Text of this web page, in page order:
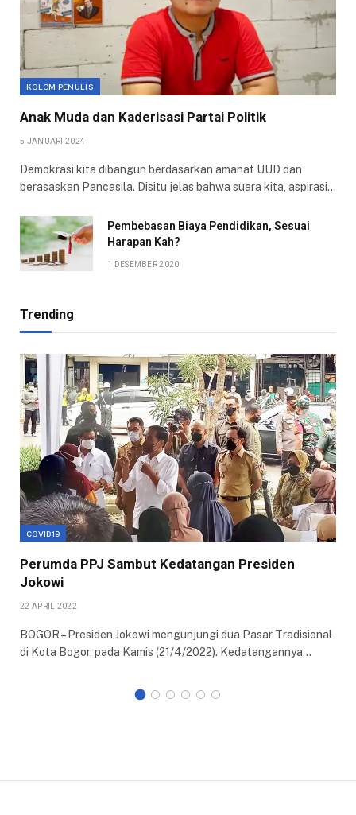
KOLOM PENULIS
Anak Muda dan Kaderisasi Partai Politik
5 JANUARI 2024
Demokrasi kita dibangun berdasarkan amanat UUD dan
berasaskan Pancasila. Disitu jelas bahwa suara kita, aspirasi…
Pembebasan Biaya Pendidikan, Sesuai
Harapan Kah?
1 DESEMBER 2020
Trending
COVID19
Perumda PPJ Sambut Kedatangan Presiden
Jokowi
22 APRIL 2022
BOGOR – Presiden Jokowi mengunjungi dua Pasar Tradisional
di Kota Bogor, pada Kamis (21/4/2022). Kedatangannya…